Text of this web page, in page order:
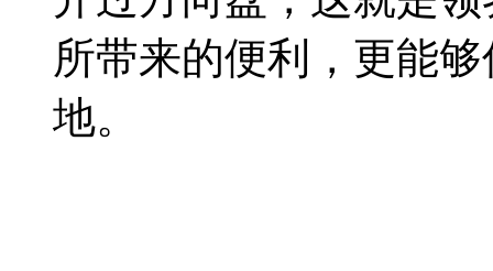
所带来的便利，更能
地。